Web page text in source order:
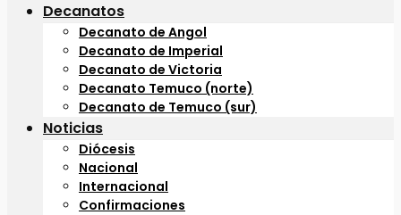
Decanatos
Decanato de Angol
Decanato de Imperial
Decanato de Victoria
Decanato Temuco (norte)
Decanato de Temuco (sur)
Noticias
Diócesis
Nacional
Internacional
Confirmaciones